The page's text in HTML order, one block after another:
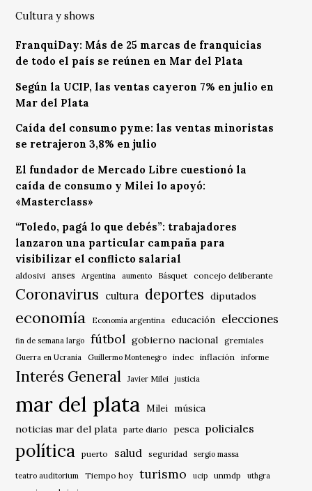
Cultura y shows
FranquiDay: Más de 25 marcas de franquicias
de todo el país se reúnen en Mar del Plata
Según la UCIP, las ventas cayeron 7% en julio en
Mar del Plata
Caída del consumo pyme: las ventas minoristas
se retrajeron 3,8% en julio
El fundador de Mercado Libre cuestionó la
caída de consumo y Milei lo apoyó:
«Masterclass»
“Toledo, pagá lo que debés”: trabajadores
lanzaron una particular campaña para
visibilizar el conflicto salarial
aldosivi anses Argentina aumento Básquet concejo deliberante
Coronavirus cultura deportes diputados
economía Economía argentina educación elecciones
fin de semana largo fútbol gobierno nacional gremiales
Guerra en Ucrania Guillermo Montenegro indec inflación informe
Interés General Javier Milei justicia
mar del plata Milei música
noticias mar del plata
parte diario pesca policiales
política puerto salud seguridad sergio massa
teatro auditorium Tiempo hoy turismo ucip unmdp
uthgra